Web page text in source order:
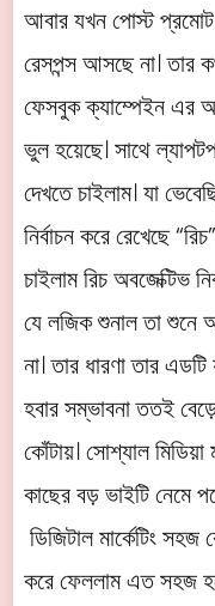
আবার যখন পোস্ট
রেসপন্স আসছে না। তার
ফেসবুক ক্যাম্পেইন এর
ভুল হয়েছে। সাথে
দেখতে চাইলাম। যা
নির্বাচন করে রেখেছে
চাইলাম রিচ অবজেক্টিভ
যে লজিক শুনাল তা শুনে
না। তার ধারণা তার
হবার সম্ভাবনা ততই
কোঁটায়। সোশ্যাল মিডিয়া
কাছের বড় ভাইটি নেমে
ডিজিটাল মার্কেটিং
করে ফেললাম এত সহজ